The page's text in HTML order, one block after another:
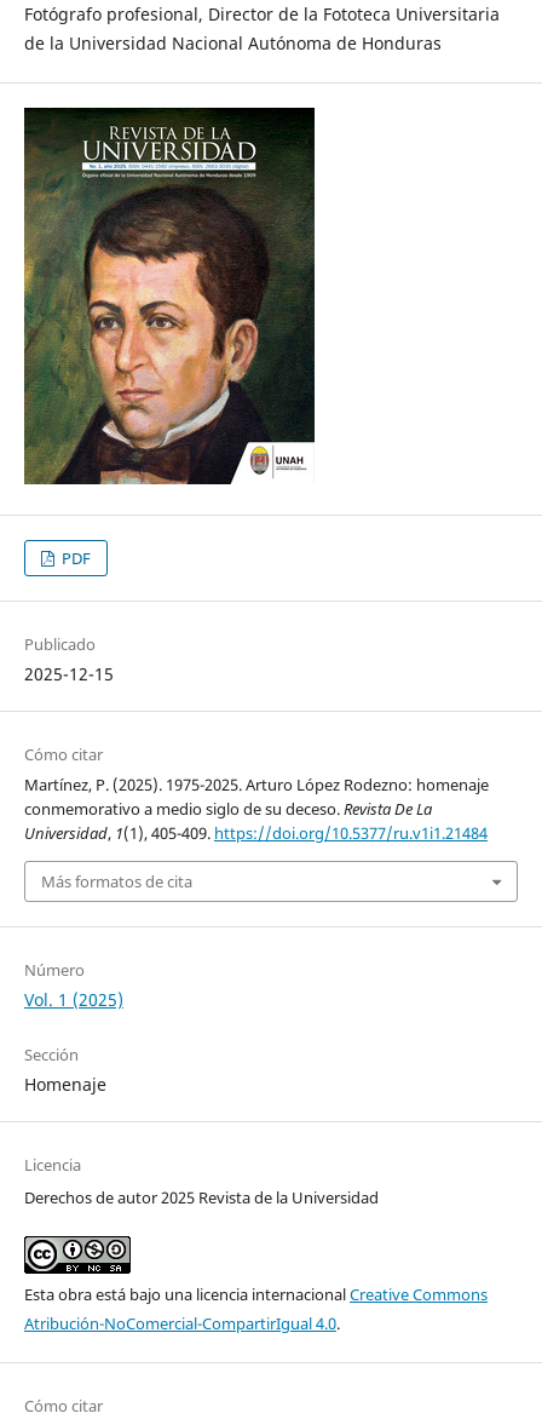
Fotógrafo profesional, Director de la Fototeca Universitaria
de la Universidad Nacional Autónoma de Honduras
PDF
Publicado
2025-12-15
Cómo citar
Martínez, P. (2025). 1975-2025. Arturo López Rodezno: homenaje
conmemorativo a medio siglo de su deceso.Revista De La
Universidad, 1(1), 405-409. https://doi.org/10.5377/ru.v1i1.21484
Más formatos de cita
Número
Vol. 1 (2025)
Sección
Homenaje
Licencia
Derechos de autor 2025 Revista de la Universidad
Esta obra está bajo una licencia internacionalCreative Commons
Atribución-NoComercial-CompartirIgual 4.0.
Cómo citar